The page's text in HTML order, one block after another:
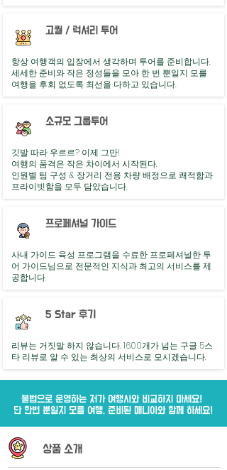
고퀄 / 럭셔리 투어
항상 여행객의 입장에서 생각하며 투어를 준비합니다.
세세한 준비와 작은 정성들을 모아 한 번 뿐일지 모를
여행을 후회 없도록 최선을 다하고 있습니다.
소규모 그룹투어
깃발 따라 우르르? 이제 그만!
여행의 품격은 작은 차이에서 시작된다.
인원별 팀 구성 & 장거리 전용 차량 배정으로 쾌적함과
프라이빗함을 모두 담았습니다.
프로페셔널 가이드
사내 가이드 육성 프로그램을 수료한 프로페셔널한 투
어 가이드님으로 전문적인 지식과 최고의 서비스를 제
공합니다.
​5 Star 후기
리뷰는 거짓말 하지 않습니다. 1600개가 넘는 구글 5스
타 리뷰로 알 수 있는 최상의 서비스로 모시겠습니다.
불법으로 운영하는 저가 여행사와 비교하지 마세요!
단 한번 뿐일지 모를 여행, 준비된 매니아와 함께 하세요!
상품 소개